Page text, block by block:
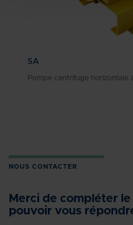
SA
Pompe centrifuge horizontale
NOUS CONTACTER
Merci de compléter
pouvoir vous